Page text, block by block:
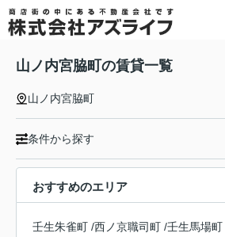
山ノ内宮脇町の賃貸一覧
山ノ内宮脇町
条件から探す
おすすめのエリア
壬生朱雀町 /西ノ京職司町 /壬生馬場町